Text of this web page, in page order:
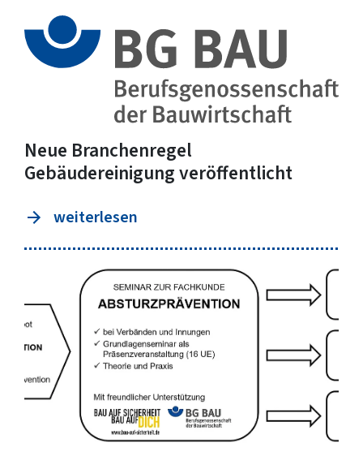
Neue Branchenregel
Gebäudereinigung veröffentlicht
weiterlesen